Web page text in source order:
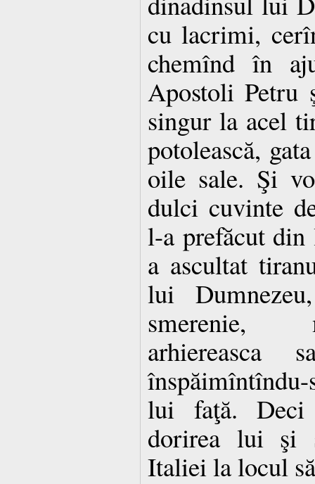
cu lacrimi,
chemînd în
Apostoli Petru
singur la acel
potolească,
oile sale. Şi
dulci cuvinte
l-a prefăcut din
a ascultat
lui
smerenie,
arhiereasca
lui faţă. Deci
dorirea lui şi
Italiei la locul